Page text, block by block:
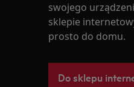
swojego
sklepie
prosto do domu.
Do sklepu